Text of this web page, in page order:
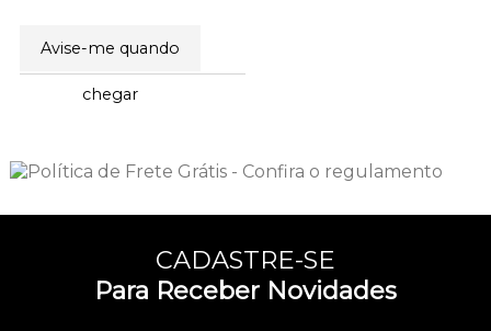
Avise-me quando
chegar
CADASTRE-SE
Para Receber Novidades